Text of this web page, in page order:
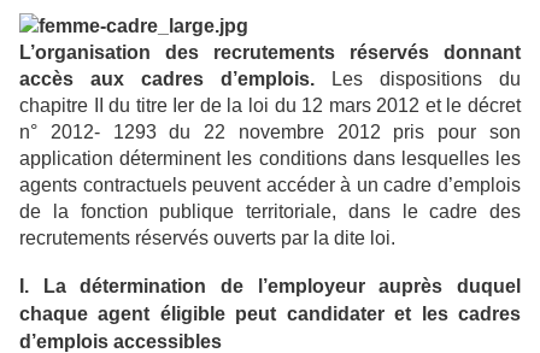
L’organisation des recrutements réservés donnant
accès aux cadres d’emplois. Les dispositions du
chapitre II du titre Ier de la loi du 12 mars 2012 et le décret
n° 2012- 1293 du 22 novembre 2012 pris pour son
application déterminent les conditions dans lesquelles les
agents contractuels peuvent accéder à un cadre d’emplois
de la fonction publique territoriale, dans le cadre des
recrutements réservés ouverts par la dite loi.
I. La détermination de l’employeur auprès duquel
chaque agent éligible peut candidater et les cadres
d’emplois accessibles